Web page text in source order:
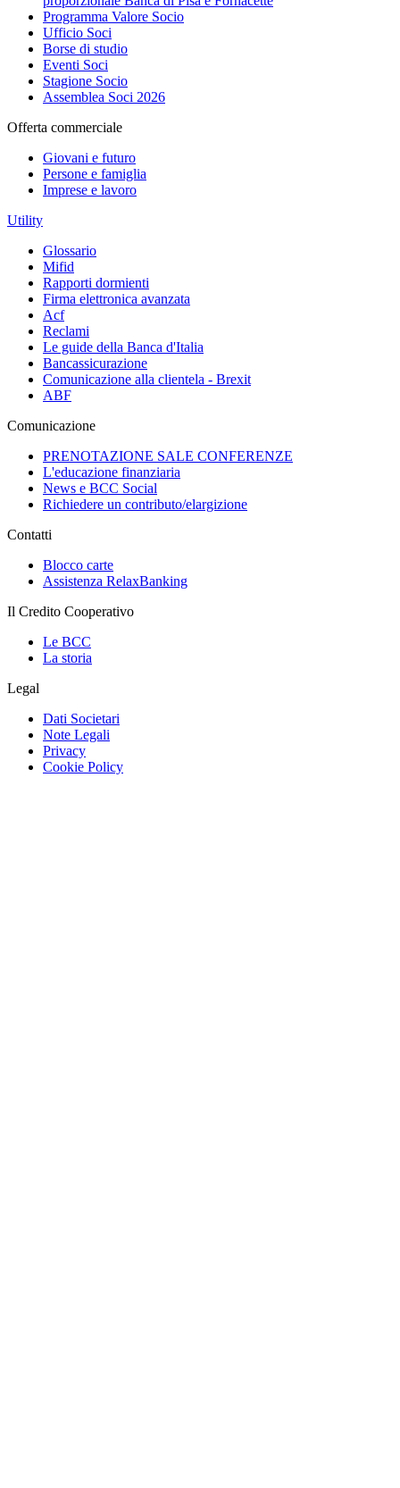
Programma Valore Socio
Ufficio Soci
Borse di studio
Eventi Soci
Stagione Socio
Assemblea Soci 2026
Offerta commerciale
Giovani e futuro
Persone e famiglia
Imprese e lavoro
Utility
Glossario
Mifid
Rapporti dormienti
Firma elettronica avanzata
Acf
Reclami
Le guide della Banca d'Italia
Bancassicurazione
Comunicazione alla clientela - Brexit
ABF
Comunicazione
PRENOTAZIONE SALE CONFERENZE
L'educazione finanziaria
News e BCC Social
Richiedere un contributo/elargizione
Contatti
Blocco carte
Assistenza RelaxBanking
Il Credito Cooperativo
Le BCC
La storia
Legal
Dati Societari
Note Legali
Privacy
Cookie Policy